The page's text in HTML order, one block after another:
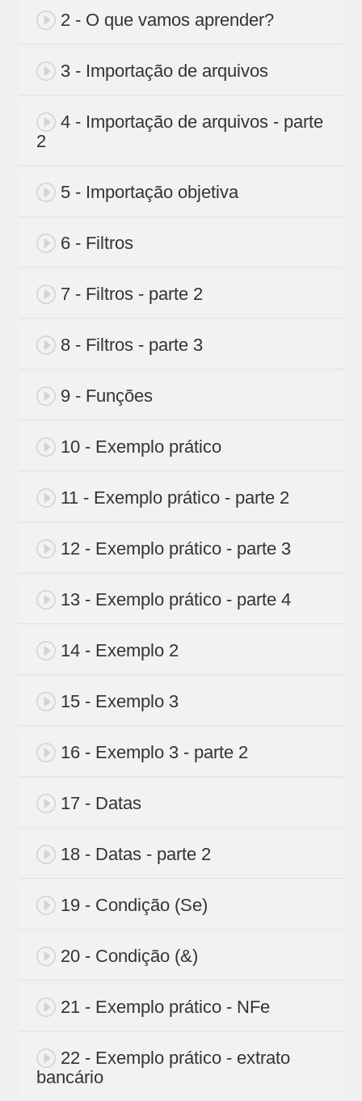
2 - O que vamos aprender?
3 - Importação de arquivos
4 - Importação de arquivos - parte
2
5 - Importação objetiva
6 - Filtros
7 - Filtros - parte 2
8 - Filtros - parte 3
9 - Funções
10 - Exemplo prático
11 - Exemplo prático - parte 2
12 - Exemplo prático - parte 3
13 - Exemplo prático - parte 4
14 - Exemplo 2
15 - Exemplo 3
16 - Exemplo 3 - parte 2
17 - Datas
18 - Datas - parte 2
19 - Condição (Se)
20 - Condição (&)
21 - Exemplo prático - NFe
22 - Exemplo prático - extrato
bancário